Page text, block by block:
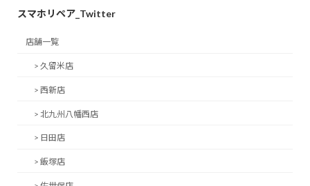
スマホリペア_Twitter
店舗一覧
> 久留米店
> 西新店
> 北九州八幡西店
> 日田店
> 飯塚店